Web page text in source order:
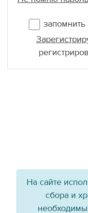
На сайте
сбора и